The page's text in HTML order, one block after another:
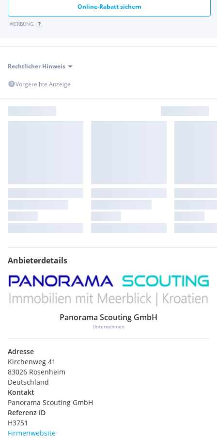
Online-Rabatt sichern
WERBUNG
Rechtlicher Hinweis
Vorgereihte Anzeige
Anbieterdetails
Panorama Scouting GmbH
Unternehmen
Adresse
Kirchenweg 41
83026 Rosenheim
Deutschland
Kontakt
Panorama Scouting GmbH
Referenz ID
H3751
Firmenwebsite